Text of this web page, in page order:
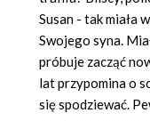
Susan - tak miała
Swojego syna.
próbuje zacząć
lat przypomina o
się spodziewać.